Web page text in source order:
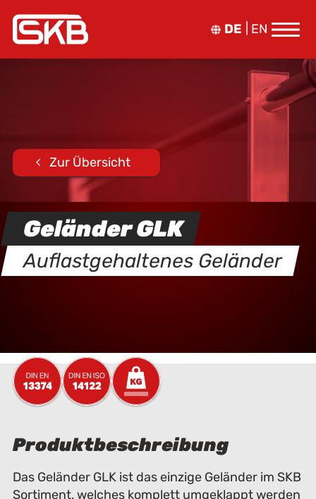
DE EN
Zur Übersicht
Geländer GLK
Auflastgehaltenes Geländer
Produktbeschreibung
Das Geländer GLK ist das einzige Geländer im SKB
Sortiment, welches komplett umgeklappt werden